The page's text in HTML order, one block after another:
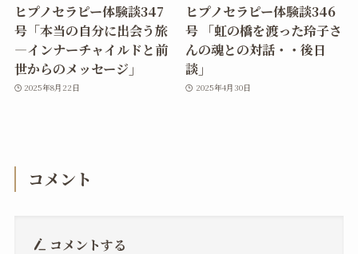
ヒプノセラピー体験談347
号「本当の自分に出会う旅
―インナーチャイルドと前
世からのメッセージ」
2025年8月22日
ヒプノセラピー体験談346
号 「虹の橋を渡った玲子さ
んの魂との対話・・後日
談」
2025年4月30日
コメント
コメントする